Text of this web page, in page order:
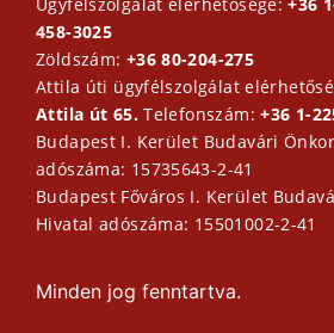
Ügyfélszolgálat elérhetősége:+36
458-3025
Zöldszám: +36 80-204-275
Attila úti ügyfélszolgálat
Attila út 65.Telefonszám:+36 1-
Budapest I. Kerület Budavári
adószáma: 15735643-2-41
Budapest Főváros I. Kerület
Hivatal adószáma: 15501002-2-41
Minden jog fenntartva.